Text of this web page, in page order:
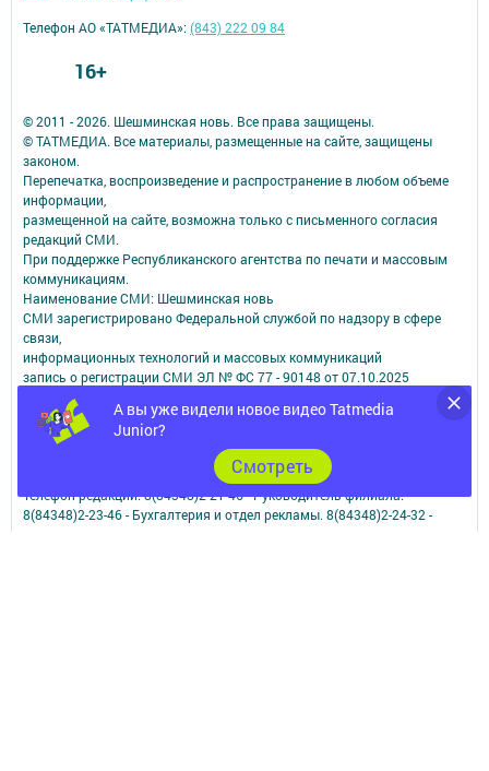
А вы уже видели новое видео Tatmedia
Junior?
Cмотреть
© 2011 - 2026. Шешминская новь. Все права защищены.
© ТАТМЕДИА. Все материалы, размещенные на сайте, защищены
законом.
Перепечатка, воспроизведение и распространение в любом объеме
информации,
размещенной на сайте, возможна только с письменного согласия
редакций СМИ.
При поддержке Республиканского агентства по печати и массовым
коммуникациям.
Наименование СМИ: Шешминская новь
СМИ зарегистрировано Федеральной службой по надзору в сфере
связи,
информационных технологий и массовых коммуникаций
запись о регистрации СМИ ЭЛ № ФС 77 - 90148 от 07.10.2025
ФИО главного редактора: Мусин Азат Вализанович Email:
sheshminskaja-nov.dir@tatmedia.com
Адрес редакции: 423190, Российская Федерация, Республика
Татарстан, Новошешминский район, с.Новошешминск, ул.Ленина,
Телефон редакции: 8(84348)2-21-46 - Руководитель филиала.
8(84348)2-23-46 - Бухгалтерия и отдел рекламы. 8(84348)2-24-32 -
Телефон АО «ТАТМЕДИА»:(843) 222 09 84
16+